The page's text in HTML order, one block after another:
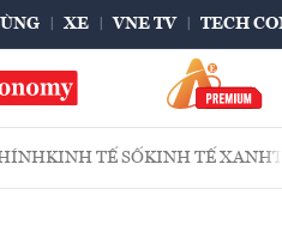
XE VNE TV TECH
KINH TẾ SỐKINH TẾ XANH